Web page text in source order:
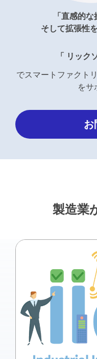
「直感的
そして拡張性
「 リック
でスマートファクト
をサ
お
製造業